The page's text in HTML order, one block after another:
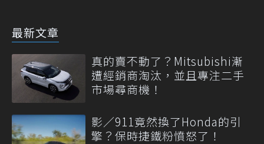
最新文章
真的賣不動了？Mitsubishi漸
遭經銷商淘汰，並且專注二手
市場尋商機！
影／911竟然換了Honda的引
擎？保時捷鐵粉憤怒了！